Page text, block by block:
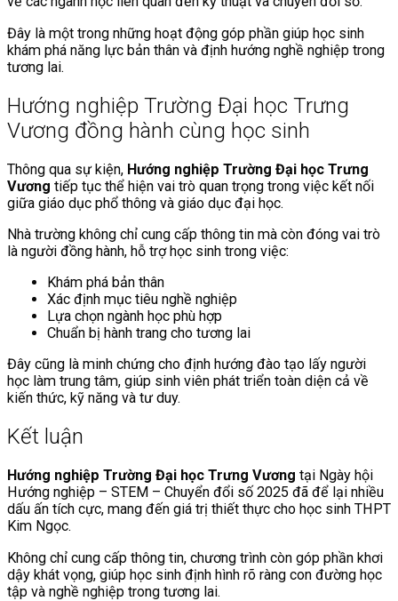
Đây là một trong những hoạt động góp phần giúp học sinh
khám phá năng lực bản thân và định hướng nghề nghiệp trong
tương lai.
Hướng nghiệp Trường Đại học Trưng
Vương đồng hành cùng học sinh
Thông qua sự kiện, Hướng nghiệp Trường Đại học Trưng
Vương tiếp tục thể hiện vai trò quan trọng trong việc kết nối
giữa giáo dục phổ thông và giáo dục đại học.
Nhà trường không chỉ cung cấp thông tin mà còn đóng vai trò
là người đồng hành, hỗ trợ học sinh trong việc:
Khám phá bản thân
Xác định mục tiêu nghề nghiệp
Lựa chọn ngành học phù hợp
Chuẩn bị hành trang cho tương lai
Đây cũng là minh chứng cho định hướng đào tạo lấy người
học làm trung tâm, giúp sinh viên phát triển toàn diện cả về
kiến thức, kỹ năng và tư duy.
Kết luận
Hướng nghiệp Trường Đại học Trưng Vương tại Ngày hội
Hướng nghiệp – STEM – Chuyển đổi số 2025 đã để lại nhiều
dấu ấn tích cực, mang đến giá trị thiết thực cho học sinh THPT
Kim Ngọc.
Không chỉ cung cấp thông tin, chương trình còn góp phần khơi
dậy khát vọng, giúp học sinh định hình rõ ràng con đường học
tập và nghề nghiệp trong tương lai.